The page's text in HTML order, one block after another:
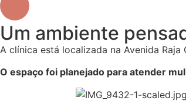
Um ambiente
A clínica está localizada na Avenida
O espaço foi planejado para atender